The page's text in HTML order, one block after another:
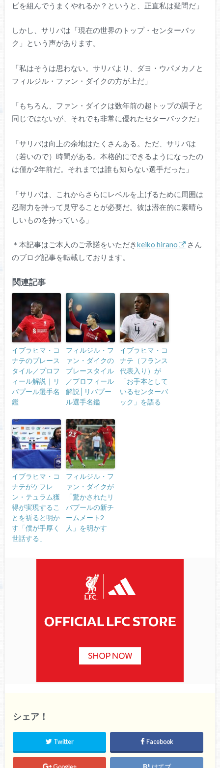
ビを組んでうまくやれるか？というと、正直私は疑問だ」
しかし、サリバは「現在の世界のトップ・センターバッ
ク」という声があります。
「私はそうは思わない。サリバより、ダヨ・ウパメカノと
フィルジル・ファン・ダイクの方が上だ」
「もちろん、ファン・ダイクは数年前の超トップの調子と
同じではないが、それでも非常に優れたセターバックだ」
「サリバは向上の余地はたくさんある。ただ、サリバは
（若いので）時間がある。本格的にできるようになったの
は僅か2年前だ。それまでは誰も知らない選手だった」
「サリバは、これからさらにレベルを上げるために周囲は
忍耐力を持って見守ることが必要だ。彼は潜在的に素晴ら
しいものを持っている」
＊本記事はご本人のご承諾をいただきkeiko hirano
さん
のブログ記事を転載しております。
関連記事
イブラヒマ・コ
ナテのプレース
タイル／プロフ
ィール解説｜リ
バプール選手名
鑑
フィルジル・フ
ァン・ダイクの
プレースタイル
／プロフィール
解説│リバプー
ル選手名鑑
イブラヒマ・コ
ナテ（フランス
代表入り）が
「お手本として
いるセンターバ
ック」を語る
イブラヒマ・コ
ナテがケフレ
ン・テュラム獲
得が実現するこ
とを祈ると明か
す「僕が手厚く
世話する」
フィルジル・フ
ァン・ダイクが
「驚かされたリ
バプールの新チ
ームメート2
人」を明かす
シェア！
Twitter Facebook
Google+ はてブ